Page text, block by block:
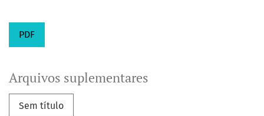
PDF
Arquivos suplementares
Sem título